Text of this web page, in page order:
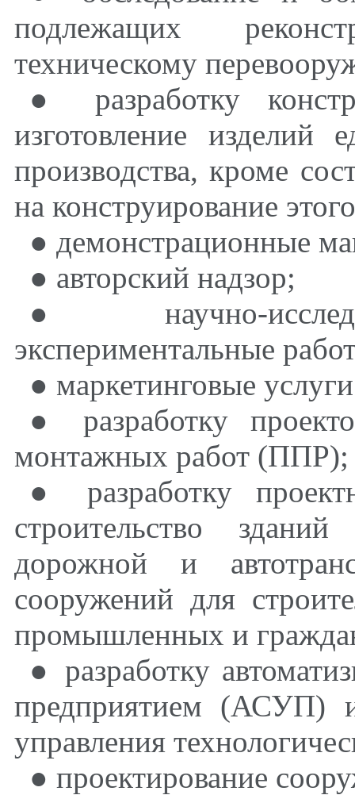
подлежащих
техническому
● разработку
изготовление изделий
производства, кроме
на конструирование
● демонстрационные
● авторский надзор;
● научно-
экспериментальные
● маркетинговые
● разработку
монтажных работ (ППР);
● разработку
строительство
дорожной и
сооружений для
промышленных и
● разработку
предприятием (АСУП) и
управления
● проектирование